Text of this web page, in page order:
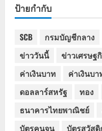
ป้ายกำกับ
SCB กรมบัญชีกลาง
ข่าววันนี้
ข่าวเศรษฐ
ค่าเงินบาท
ค่าเงินบ
ดอลลาร์สหรัฐ
ทอง
ธนาคารไทยพาณิชย์
บัตรคนจน
บัตรสวัส